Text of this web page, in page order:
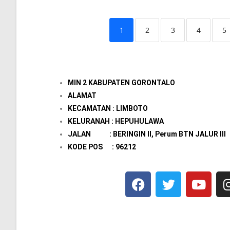
1 2 3 4 5
MIN 2 KABUPATEN GORONTALO
ALAMAT
KECAMATAN : LIMBOTO
KELURANAH : HEPUHULAWA
JALAN : BERINGIN II, Perum BTN JALUR III
KODE POS : 96212